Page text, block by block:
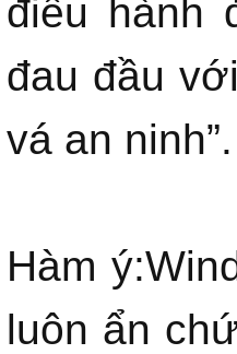
điều hành
đau đầu
vá an ninh”.
Hàm
luôn ẩn